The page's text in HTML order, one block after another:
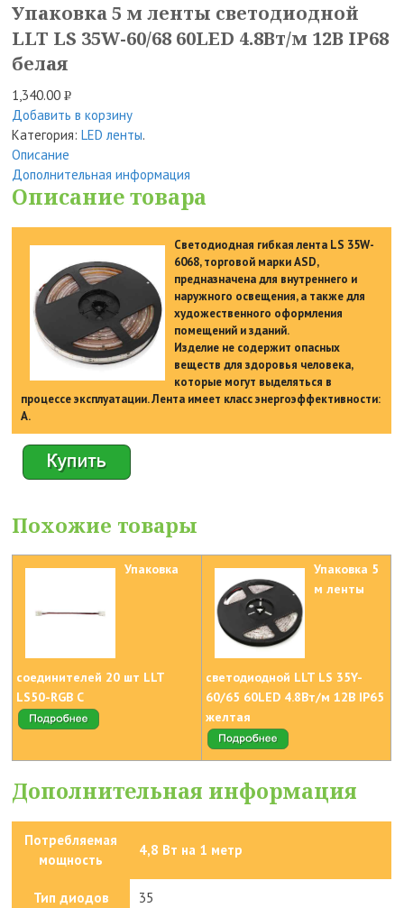
Упаковка 5 м ленты светодиодной
LLT LS 35W-60/68 60LED 4.8Вт/м 12В IP68
белая
1,340.00Р
УБ.
Добавить в корзину
Категория:LED ленты.
Описание
Дополнительная информация
Описание товара
Светодиодная гибкая лента LS 35W-
6068, торговой марки ASD,
предназначена для внутреннего и
наружного освещения, а также для
художественного оформления
помещений и зданий.
Изделие не содержит опасных
веществ для здоровья человека,
которые могут выделяться в
процессе эксплуатации. Лента имеет класс энергоэффективности:
А.
Похожие товары
Упаковка
соединителей 20 шт LLT
LS50-RGB C
Упаковка 5
м ленты
светодиодной LLT LS 35Y-
60/65 60LED 4.8Вт/м 12В IP65
желтая
Дополнительная информация
Потребляемая
мощность
4,8 Вт на 1 метр
Тип диодов 35